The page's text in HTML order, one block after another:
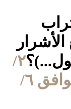
٢/
جمادى الأولى/١٤٣٢ الموافق ٦/